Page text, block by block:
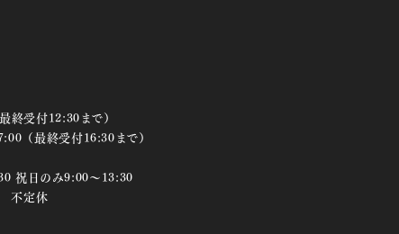
受付12:30まで）
（最終受付16:30まで）
祝日のみ9:00～13:30
不定休